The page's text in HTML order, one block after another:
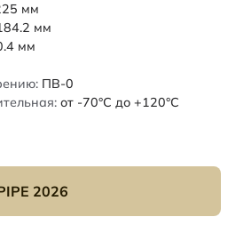
мм
мм
мм
ПВ-0
от -70°C до +120°C
2026